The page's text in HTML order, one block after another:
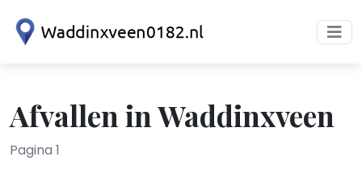
Afvallen in Waddinxveen
Pagina 1